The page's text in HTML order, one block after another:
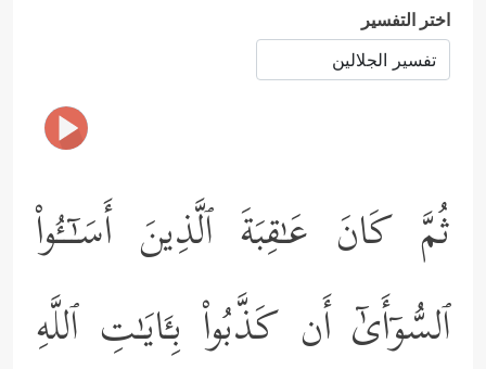
اختر التفسير
ثُمَّ كَانَ عَـٰقِبَةَ ٱلَّذِینَ أَسَـٰۤــُٔواْ
ٱلسُّوۤأَىٰۤ أَن كَذَّبُواْ بِـَٔایَـٰتِ ٱللَّهِ